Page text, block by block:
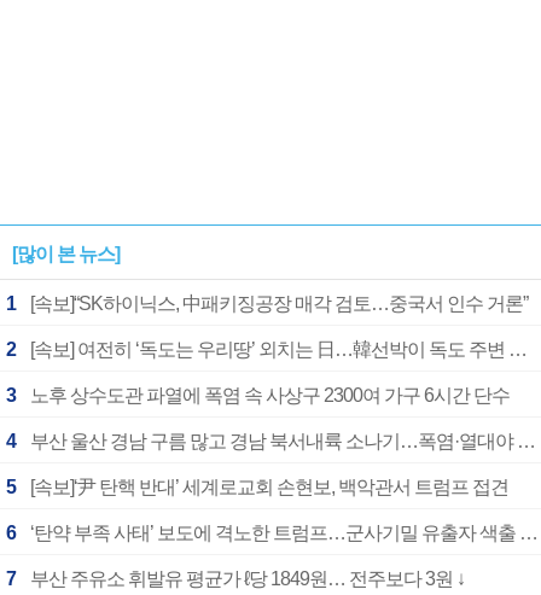
[많이 본 뉴스]
1 [속보]“SK하이닉스, 中패키징공장 매각 검토…중국서 인수 거론”
2 [속보] 여전히 ‘독도는 우리땅’ 외치는 日…韓선박이 독도 주변 해양조사 활동하자 반발
3 노후 상수도관 파열에 폭염 속 사상구 2300여 가구 6시간 단수
4 부산 울산 경남 구름 많고 경남 북서내륙 소나기…폭염·열대야 계속
5 [속보]‘尹 탄핵 반대’ 세계로교회 손현보, 백악관서 트럼프 접견
6 ‘탄약 부족 사태’ 보도에 격노한 트럼프…군사기밀 유출자 색출 지시
7 부산 주유소 휘발유 평균가 ℓ당 1849원… 전주보다 3원 ↓